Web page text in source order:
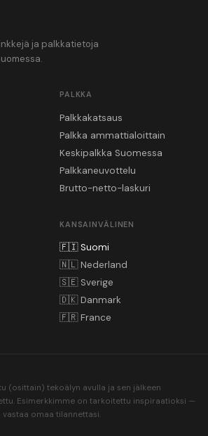
ja palkkatietoja
PALKKA
Palkkakatsaus
Palkka ammattialoittain
Keskipalkka Suomessa
Palkkaneuvottelu
Brutto-netto-laskuri
KANSAINVÄLINEN
🇫🇮 Suomi
🇳🇱 Nederland
🇸🇪 Sverige
🇩🇰 Danmark
🇫🇷 France
(osittain) tekoälyn avulla ja sen jälkeen
Esimerkkimme on tarkoitettu inspiraatioksi —
omaa tilannettasi.